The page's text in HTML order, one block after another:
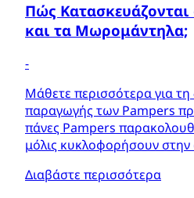
Πώς Κατασκευάζονται
και τα Μωρομάντηλα;
-
Μάθετε περισσότερα για τη
παραγωγής των Pampers
πάνες Pampers
μόλις κυκλοφορήσουν στην
Διαβάστε περισσότερα